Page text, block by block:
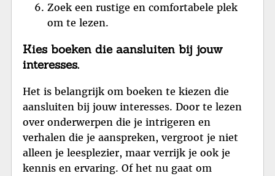
Zoek een rustige en comfortabele plek
om te lezen.
Kies boeken die aansluiten bij jouw
interesses.
Het is belangrijk om boeken te kiezen die
aansluiten bij jouw interesses. Door te lezen
over onderwerpen die je intrigeren en
verhalen die je aanspreken, vergroot je niet
alleen je leesplezier, maar verrijk je ook je
kennis en ervaring. Of het nu gaat om